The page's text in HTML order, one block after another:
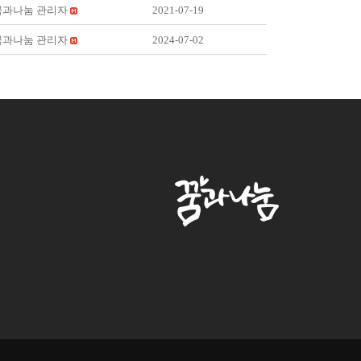
과나눔 관리자 2021-07-19
과나눔 관리자 2024-07-02